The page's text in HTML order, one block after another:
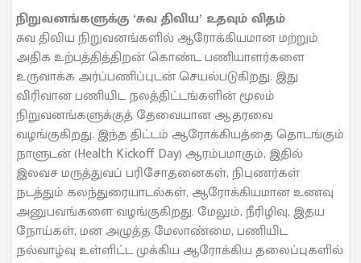
நிறுவனங்களுக்கு ‘சுவ திவிய’ உதவும் விதம்
சுவ திவிய நிறுவனங்களில் ஆரோக்கியமான மற்றும்
அதிக உற்பத்தித்திறன் கொண்ட பணியாளர்களை
உருவாக்க அர்ப்பணிப்புடன் செயல்படுகிறது. இது
விரிவான பணியிட நலத்திட்டங்களின் மூலம்
நிறுவனங்களுக்குத் தேவையான ஆதரவை
வழங்குகிறது. இந்த திட்டம் ஆரோக்கியத்தை தொடங்கும்
நாளுடன் (Health Kickoff Day) ஆரம்பமாகும், இதில்
இலவச மருத்துவப் பரிசோதனைகள், நிபுணர்கள்
நடத்தும் கலந்துரையாடல்கள், ஆரோக்கியமான உணவு
அனுபவங்களை வழங்குகிறது. மேலும், நீரிழிவு, இதய
நோய்கள், மன அழுத்த மேலாண்மை, பணியிட
நல்வாழ்வு உள்ளிட்ட முக்கிய ஆரோக்கிய தலைப்புகளில்